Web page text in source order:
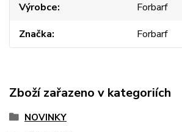
Výrobce
Forbarf
Značka
Forbarf
Zboží zařazeno v kategoriích
NOVINKY